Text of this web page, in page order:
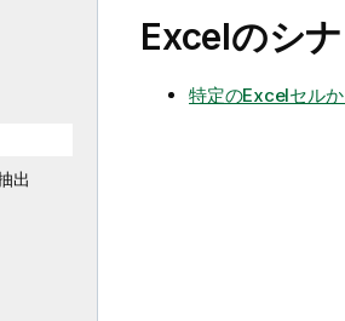
出
Excelのシ
特定のExcelセル